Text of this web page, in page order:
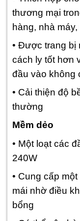
thương mại
hàng, nhà
• Được trang bị
cách ly tốt hơn
đầu vào không
• Cải thiện độ
thường
Mềm dẻo
• Một loạt các
240W
• Cung cấp
mái nhờ điều
bổng